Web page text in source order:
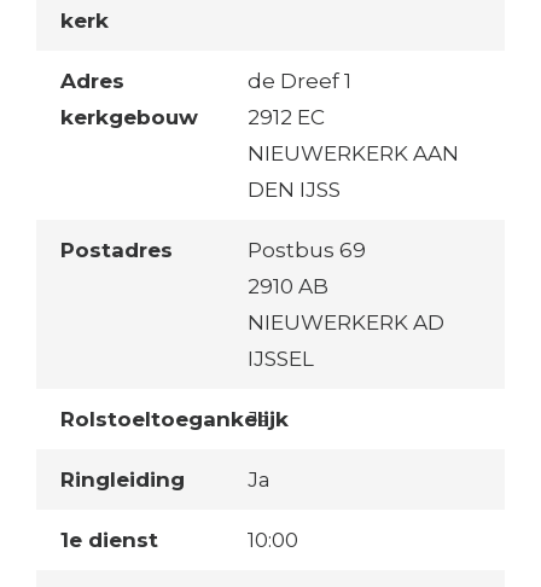
kerk
Adres
kerkgebouw
de Dreef 1
2912 EC
NIEUWERKERK AAN
DEN IJSS
Postadres
Postbus 69
2910 AB
NIEUWERKERK AD
IJSSEL
Rolstoeltoegankelijk
Ja
Ringleiding Ja
1e dienst 10:00